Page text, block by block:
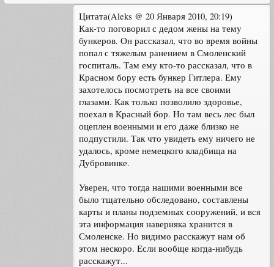
Цитата(Aleks @ 20 Января 2010, 20:19)
Как-то поговорил с дедом жены на тему
бункеров. Он рассказал, что во время войны
попал с тяжелым ранением в Смоленский
госпиталь. Там ему кто-то рассказал, что в
Красном бору есть бункер Гитлера. Ему
захотелось посмотреть на все своими
глазами. Как только позволило здоровье,
поехал в Красный бор. Но там весь лес был
оцеплен военными и его даже близко не
подпустили. Так что увидеть ему ничего не
удалось, кроме немецкого кладбища на
Дубровинке.
Уверен, что тогда нашими военными все
было тщательно обследовано, составлены
карты и планы подземных сооружений, и вся
эта информация наверняка хранится в
Смоленске. Но видимо расскажут нам об
этом нескоро. Если вообще когда-нибудь
расскажут...